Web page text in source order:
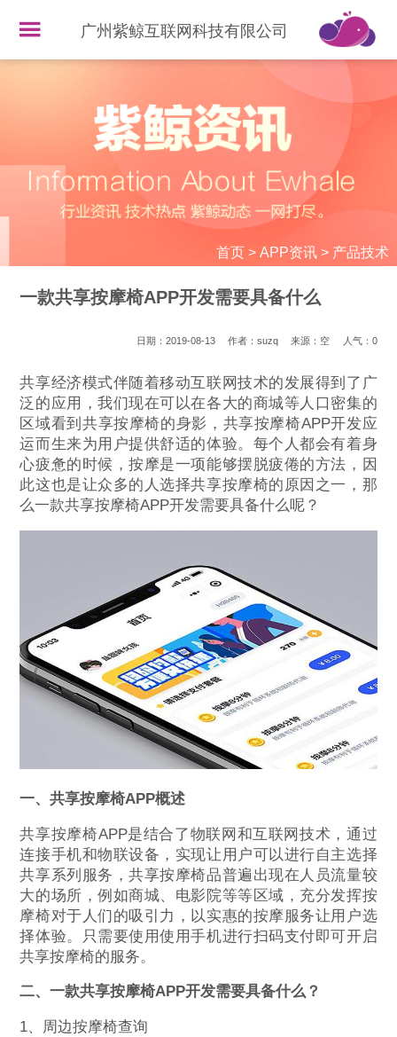
广州紫鲸互联网科技有限公司
首页> APP资讯> 产品技术
一款共享按摩椅APP开发需要具备什么
日期：2019-08-13 作者：suzq 来源：空 人气： 0
共享经济模式伴随着移动互联网技术的发展得到了广
泛的应用，我们现在可以在各大的商城等人口密集的
区域看到共享按摩椅的身影，共享按摩椅APP开发应
运而生来为用户提供舒适的体验。每个人都会有着身
心疲惫的时候，按摩是一项能够摆脱疲倦的方法，因
此这也是让众多的人选择共享按摩椅的原因之一，那
么一款共享按摩椅APP开发需要具备什么呢？
一、共享按摩椅APP概述
共享按摩椅APP是结合了物联网和互联网技术，通过
连接手机和物联设备，实现让用户可以进行自主选择
共享系列服务，共享按摩椅品普遍出现在人员流量较
大的场所，例如商城、电影院等等区域，充分发挥按
摩椅对于人们的吸引力，以实惠的按摩服务让用户选
择体验。只需要使用使用手机进行扫码支付即可开启
共享按摩椅的服务。
二、一款共享按摩椅APP开发需要具备什么？
1、周边按摩椅查询